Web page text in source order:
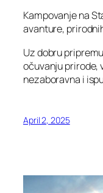
Kampovanje na
avanture,
Uz dobru
očuvanju prirode,
nezaboravna i
April 2, 2025